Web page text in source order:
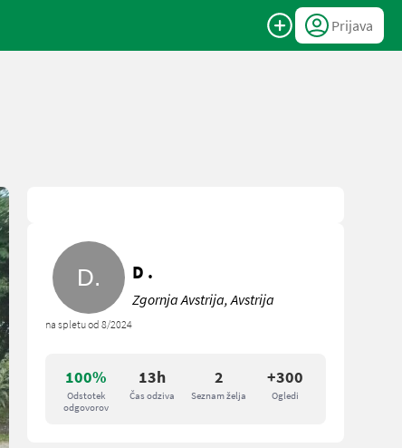
Prijava
100%
Odstotek
odgovorov
13h
Čas odziva
2
Seznam želja
+300
Ogledi
na spletu od 8/2024
D .
Zgornja Avstrija, Avstrija